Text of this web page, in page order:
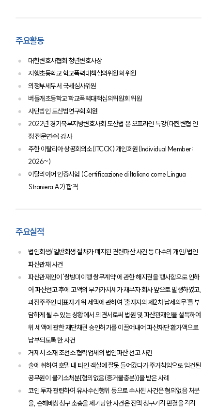
AI대륜
업무사례
업무사례
사례분석/최신동향
법률정보
법률지식인
고객후기
업무분야
증거조사 업무
전체
주요활동
대한변호사협회 청년변호사상
지행초등학교 학교폭력대책심의위원회 위원
의정부세무서 국세심사위원
버들개초등학교 학교폭력대책심의위원회 위원
사단법인 도산법연구회 회원
2022년 경기북부지방변호사회 도산법 온.오프라인 특강(대한변협 인
정 전문연수) 강사
주한 이탈리아 상공회의소(ITCCK) 개인회원(Individual Member;
2026~)
이탈리아어 인증시험 (Certificazione di Italiano come Lingua
Straniera A2) 합격
주요실적
법인회생/일반회생 절차가 폐지된 견련파산 사건 등 다수의 개인/법인
파산관재 사건
파산관재인이 '쌍방미이행 쌍무계약'에 관한 해지권을 행사함으로 인하
여 파산선고 후에 고액의 부가가치세가 채무자 회사 앞으로 발생하였고,
과점주주인 대표자가 위 세액에 관하여 '출자자의 제2차 납세의무'를 부
담하게 될 수 있는 상황에서 의견서로써 법원 및 파산관재인을 설득하여
위 세액에 관한 재단채권 승인허가를 이끌어내어 파산재단 환가액으로
납부되도록 한 사건
거제시 소재 조선소 협력업체의 법인파산 선고 사건
술에 취하여 호텔 내 타인 객실에 잘못 들어갔다가 주거침입으로 입건된
공무원이 불기소처분[혐의없음(증거불충분)]을 받은 사례
코인 투자 관련하여 유사수신행위 등으로 수사된 사건은 혐의없음 처분
을, 손해배상청구 소송을 제기당한 사건은 전액 청구기각 판결을 각각